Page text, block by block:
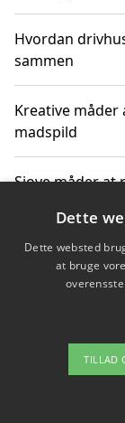
Hvordan
sammen
Kreative
madspild
Sjove måder at
Hvor finder
Om
Dette
Dette websted
at bruge
TILLAD